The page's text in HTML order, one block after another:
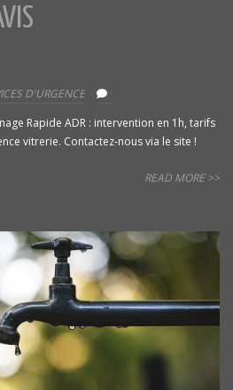
D'URGENCE
Rapide ADR : intervention en 1h, tarifs
vitrerie. Contactez-nous via le site !
READ MORE >>